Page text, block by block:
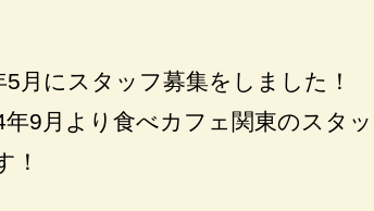
月にスタッフ募集をしました！
9月より食べカフェ関東のスタ
！